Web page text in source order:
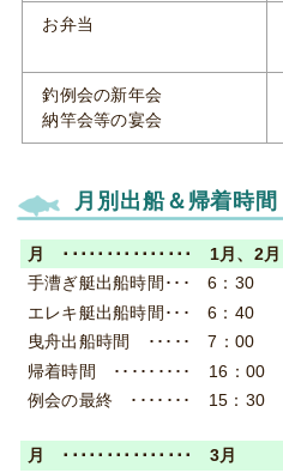
お弁当
釣例会の新年会
納竿会等の宴会
月別出船＆帰着時間
1月、2月
6：30
6：40
7：00
16：00
15：30
3月